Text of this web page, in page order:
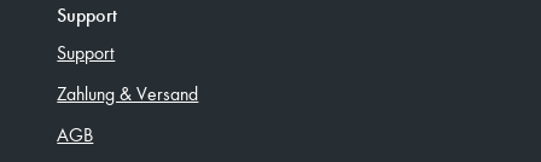
Support
Support
Zahlung & Versand
AGB